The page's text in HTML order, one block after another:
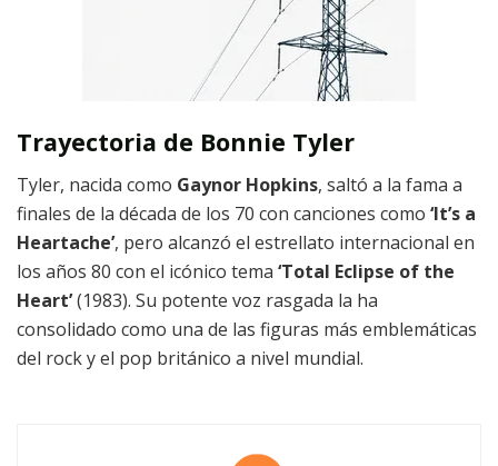
Trayectoria de Bonnie Tyler
Tyler, nacida como Gaynor Hopkins, saltó a la fama a
finales de la década de los 70 con canciones como ‘It’s a
Heartache’, pero alcanzó el estrellato internacional en
los años 80 con el icónico tema ‘Total Eclipse of the
Heart’(1983). Su potente voz rasgada la ha
consolidado como una de las figuras más emblemáticas
del rock y el pop británico a nivel mundial.